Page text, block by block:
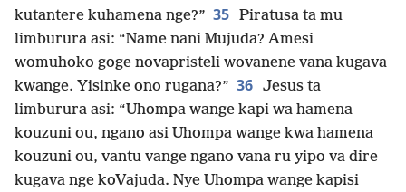
kutantere kuhamena nge?” 35 Piratusa ta mu
limburura asi: “Name nani Mujuda? Amesi
womuhoko goge novapristeli wovanene vana kugava
kwange. Yisinke ono rugana?” 36 Jesus ta
limburura asi: “Uhompa wange kapi wa hamena
kouzuni ou, ngano asi Uhompa wange kwa hamena
kouzuni ou, vantu vange ngano vana ru yipo va dire
kugava nge koVajuda. Nye Uhompa wange kapisi